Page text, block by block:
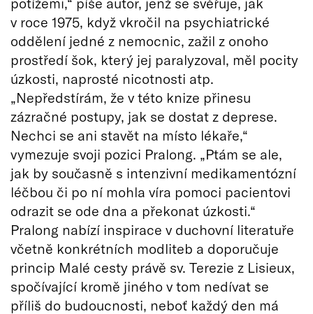
v roce 1975, když vkročil na psychiatrické
oddělení jedné z nemocnic, zažil z onoho
prostředí šok, který jej paralyzoval, měl pocity
úzkosti, naprosté nicotnosti atp.
„Nepředstírám, že v této knize přinesu
zázračné postupy, jak se dostat z deprese.
Nechci se ani stavět na místo lékaře,“
vymezuje svoji pozici Pralong. „Ptám se ale,
jak by současně s intenzivní medikamentózní
léčbou či po ní mohla víra pomoci pacientovi
odrazit se ode dna a překonat úzkosti.“
Pralong nabízí inspirace v duchovní literatuře
včetně konkrétních modliteb a doporučuje
princip Malé cesty právě sv. Terezie z Lisieux,
spočívající kromě jiného v tom nedívat se
příliš do budoucnosti, neboť každý den má